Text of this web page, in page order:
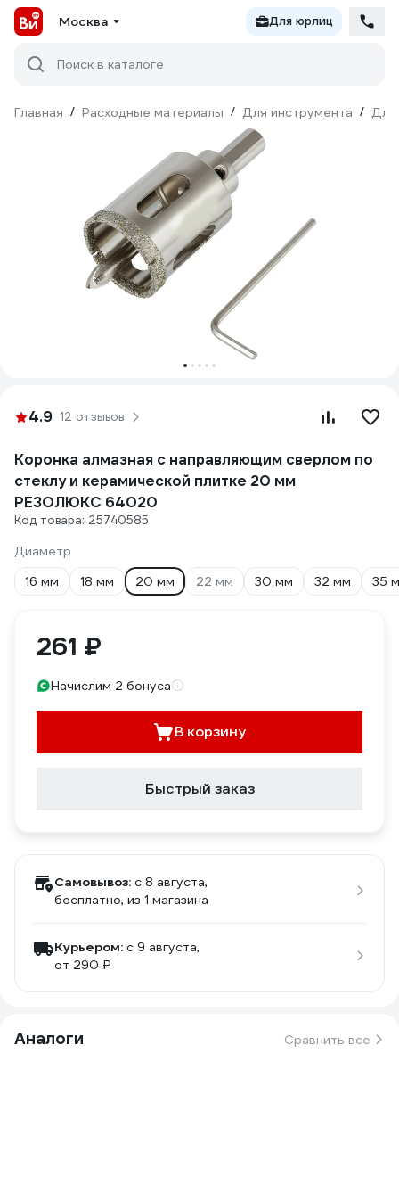
Москва Для юрлиц
Поиск в каталоге
Главная / Расходные материалы / Для инструмента / Для
4.9 12 отзывов
Коронка алмазная с направляющим сверлом по
стеклу и керамической плитке 20 мм
РЕЗОЛЮКС 64020
Код товара: 25740585
Диаметр
16 мм
18 мм 20 мм 22 мм 30 мм 32 мм 35
261 ₽
Начислим 2 бонуса
В корзину
Быстрый заказ
Самовывоз: c 8 августа,
бесплатно, из 1 магазина
Курьером: c 9 августа,
от 290 ₽
Аналоги Сравнить все